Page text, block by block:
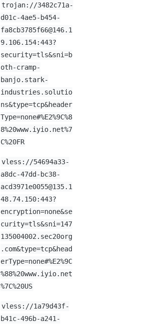
trojan://3482c71a-
d01c-4ae5-b454-
fa8cb3785f66@146.1
9.106.154:443?
security=tls&sni=b
oth-cramp-
banjo.stark-
industries.solutio
ns&type=tcp&header
Type=none#%E2%9C%8
8%20www.iyio.net%7
C%20FR
vless://54694a33-
a8dc-47dd-bc38-
acd3971e0055@135.1
48.74.150:443?
encryption=none&se
curity=tls&sni=147
135004002.sec20org
.com&type=tcp&head
erType=none#%E2%9C
%88%20www.iyio.net
%7C%20US
vless://1a79d43f-
b41c-496b-a241-